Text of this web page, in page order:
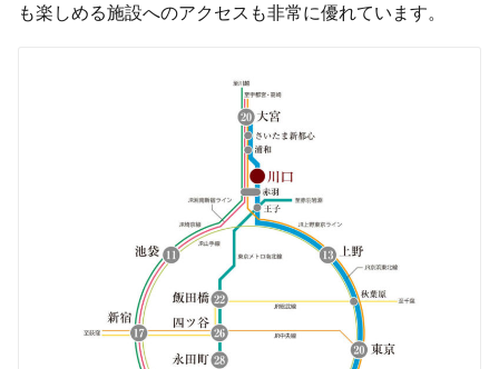
も楽しめる施設へのアクセスも非常に優れています。